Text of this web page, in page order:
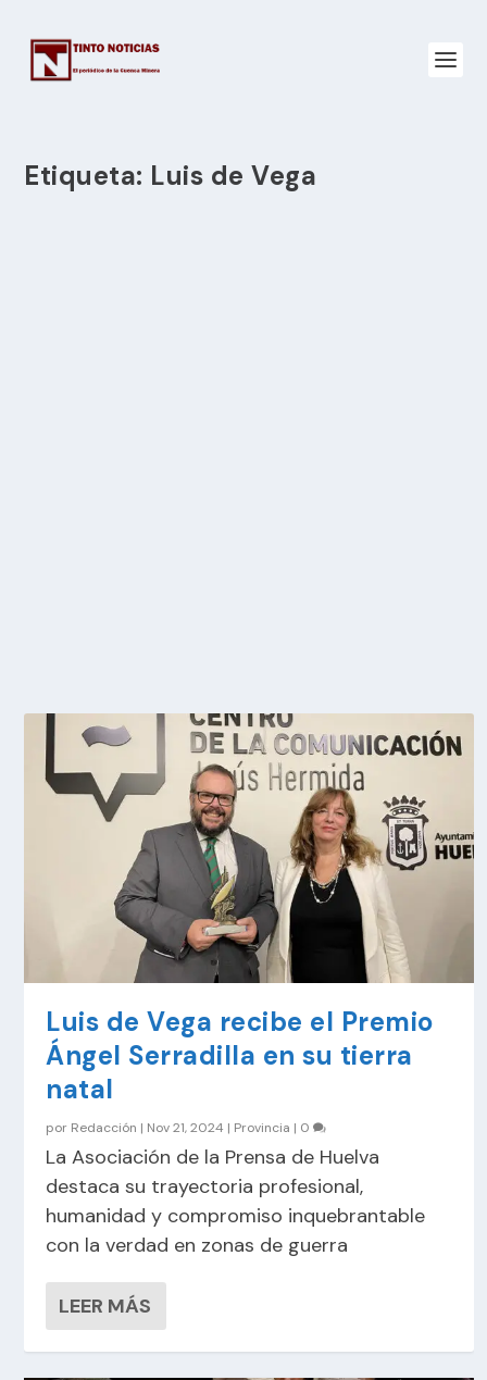
Etiqueta: Luis de Vega
Luis de Vega recibe el Premio
Ángel Serradilla en su tierra
natal
por Redacción | Nov 21, 2024 | Provincia | 0
La Asociación de la Prensa de Huelva
destaca su trayectoria profesional,
humanidad y compromiso inquebrantable
con la verdad en zonas de guerra
LEER MÁS